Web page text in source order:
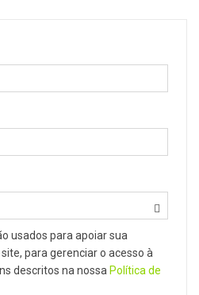
usados ​​para apoiar sua
para gerenciar o acesso à
descritos na nossa Política de